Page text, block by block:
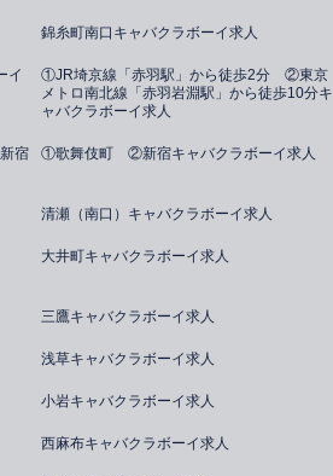
錦糸町南口キャバクラボーイ求人
イ
①JR埼京線「赤羽駅」から徒歩2分 ②東京
メトロ南北線「赤羽岩淵駅」から徒歩10分キ
ャバクラボーイ求人
宿 ①歌舞伎町 ②新宿キャバクラボーイ求人
清瀬（南口）キャバクラボーイ求人
大井町キャバクラボーイ求人
三鷹キャバクラボーイ求人
浅草キャバクラボーイ求人
小岩キャバクラボーイ求人
西麻布キャバクラボーイ求人